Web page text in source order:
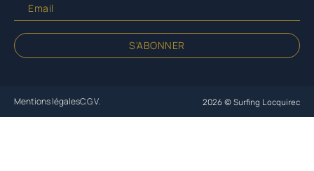
S'ABONNER
Mentions légalesC.G.V. 2026 © Surfing Locquirec